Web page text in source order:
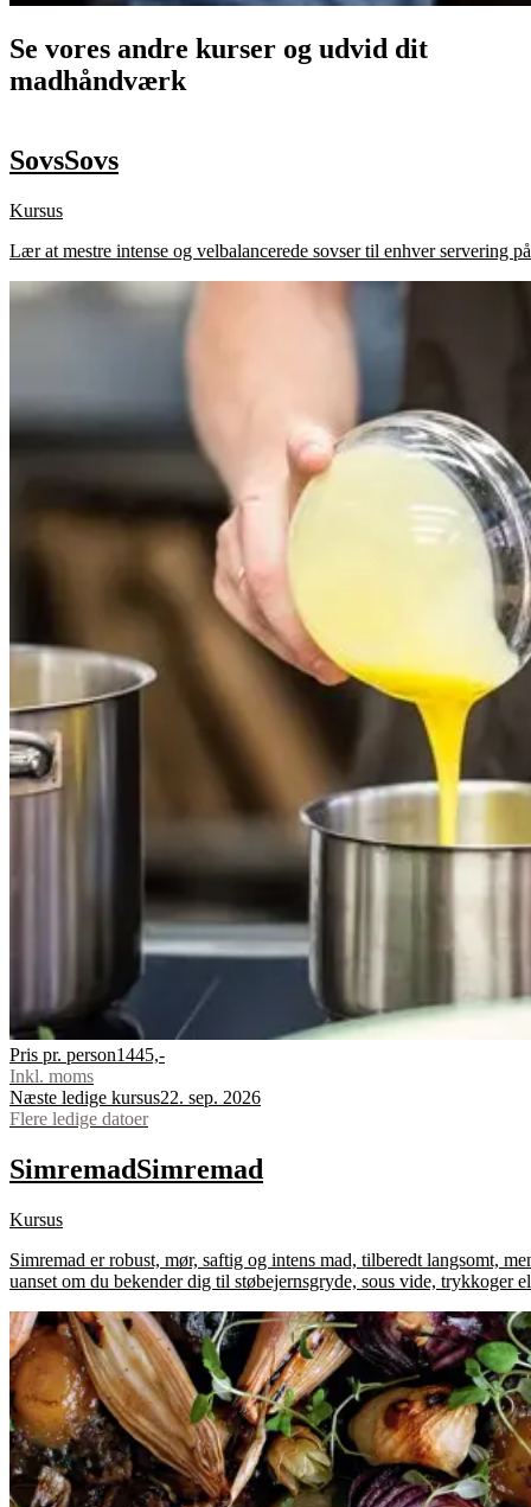
Se vores andre kurser og udvid dit
madhåndværk
SovsSovs
Kursus
Lær at mestre intense og velbalancerede sovser til enhver servering
Pris pr. person1445,-
Inkl. moms
Næste ledige kursus22. sep. 2026
Flere ledige datoer
SimremadSimremad
Kursus
Simremad er robust, mør, saftig og intens mad, tilberedt langsomt,
uanset om du bekender dig til støbejernsgryde, sous vide, trykkoger